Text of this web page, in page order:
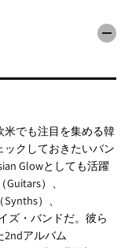
米でも注目を集める韓
クしておきたいバン
Glowとしても活躍
）、
）、
ズ・バンドだ。彼ら
2ndアルバム